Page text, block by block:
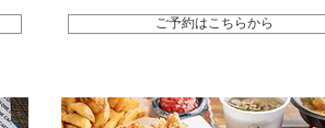
ご予約はこちらから